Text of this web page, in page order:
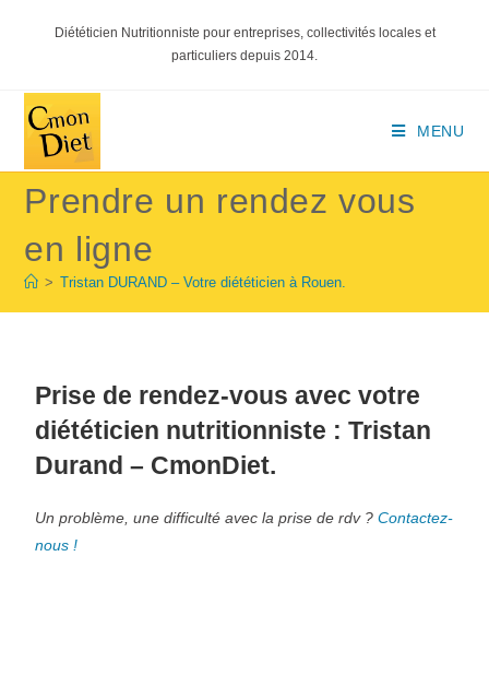
Diététicien Nutritionniste pour entreprises, collectivités locales et
particuliers depuis 2014.
MENU
Prendre un rendez vous
en ligne
> Tristan DURAND – Votre diététicien à Rouen.
Prise de rendez-vous avec votre
diététicien nutritionniste : Tristan
Durand – CmonDiet.
Un problème, une difficulté avec la prise de rdv ?Contactez-
nous !